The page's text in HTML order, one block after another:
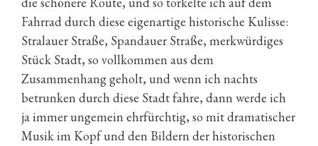
Fahrrad durch diese eigenartige historische Kulisse:
Stralauer Straße, Spandauer Straße, merkwürdiges
Stück Stadt, so vollkommen aus dem
Zusammenhang geholt, und wenn ich nachts
betrunken durch diese Stadt fahre, dann werde ich
ja immer ungemein ehrfürchtig, so mit dramatischer
Musik im Kopf und den Bildern der historischen